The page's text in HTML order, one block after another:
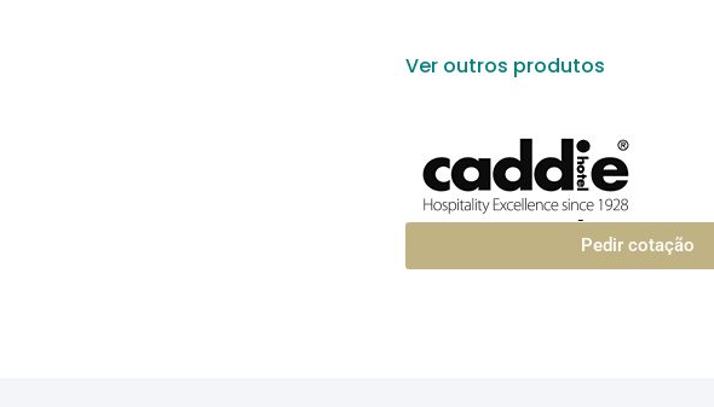
Ver outros produtos
Pedir cotação